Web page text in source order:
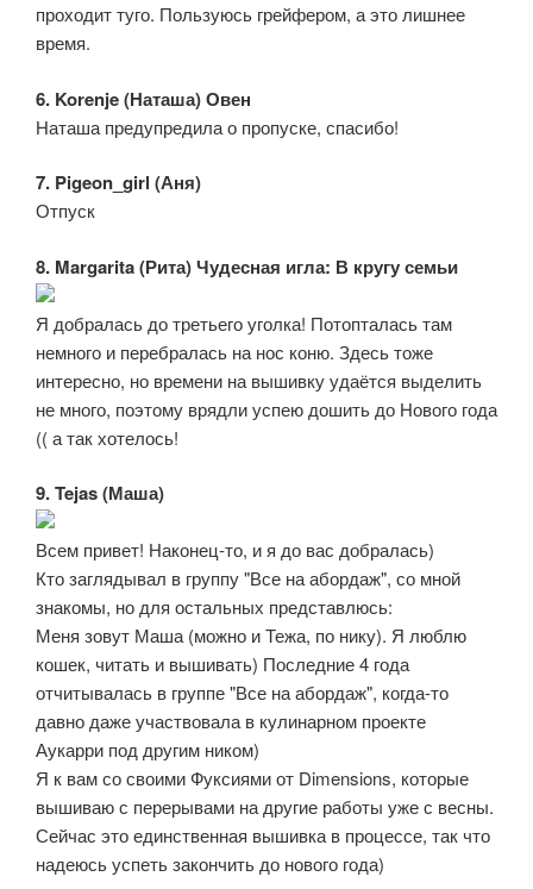
проходит туго. Пользуюсь грейфером, а это лишнее
время.
6. Korenje (Наташа) Овен
Наташа предупредила о пропуске, спасибо!
7. Pigeon_girl (Аня)
Отпуск
8. Margarita (Рита) Чудесная игла: В кругу семьи
Я добралась до третьего уголка! Потопталась там
немного и перебралась на нос коню. Здесь тоже
интересно, но времени на вышивку удаётся выделить
не много, поэтому врядли успею дошить до Нового года
(( а так хотелось!
9. Tejas (Маша)
Всем привет! Наконец-то, и я до вас добралась)
Кто заглядывал в группу "Все на абордаж", со мной
знакомы, но для остальных представлюсь:
Меня зовут Маша (можно и Тежа, по нику). Я люблю
кошек, читать и вышивать) Последние 4 года
отчитывалась в группе "Все на абордаж", когда-то
давно даже участвовала в кулинарном проекте
Аукарри под другим ником)
Я к вам со своими Фуксиями от Dimensions, которые
вышиваю с перерывами на другие работы уже с весны.
Сейчас это единственная вышивка в процессе, так что
надеюсь успеть закончить до нового года)